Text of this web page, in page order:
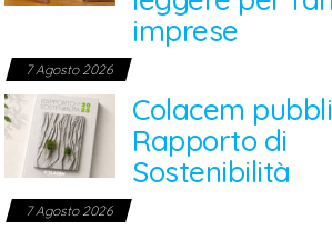
imprese
7 Agosto 2026
Colacem
Rapporto di
Sostenibilità
7 Agosto 2026